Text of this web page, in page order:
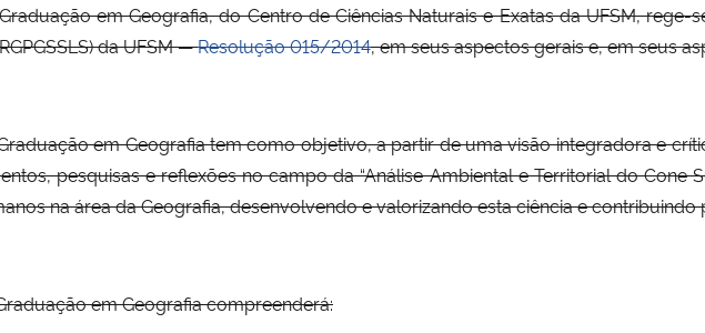
em Geografia, do Centro de Ciências Naturais e Exatas da UFSM,
da UFSM —Resolução 015/2014, em seus aspectos gerais e, em seus
em Geografia tem como objetivo, a partir de uma visão integradora e
pesquisas e reflexões no campo da “Análise Ambiental e Territorial do Cone
na área da Geografia, desenvolvendo e valorizando esta ciência e contribuindo
em Geografia compreenderá: